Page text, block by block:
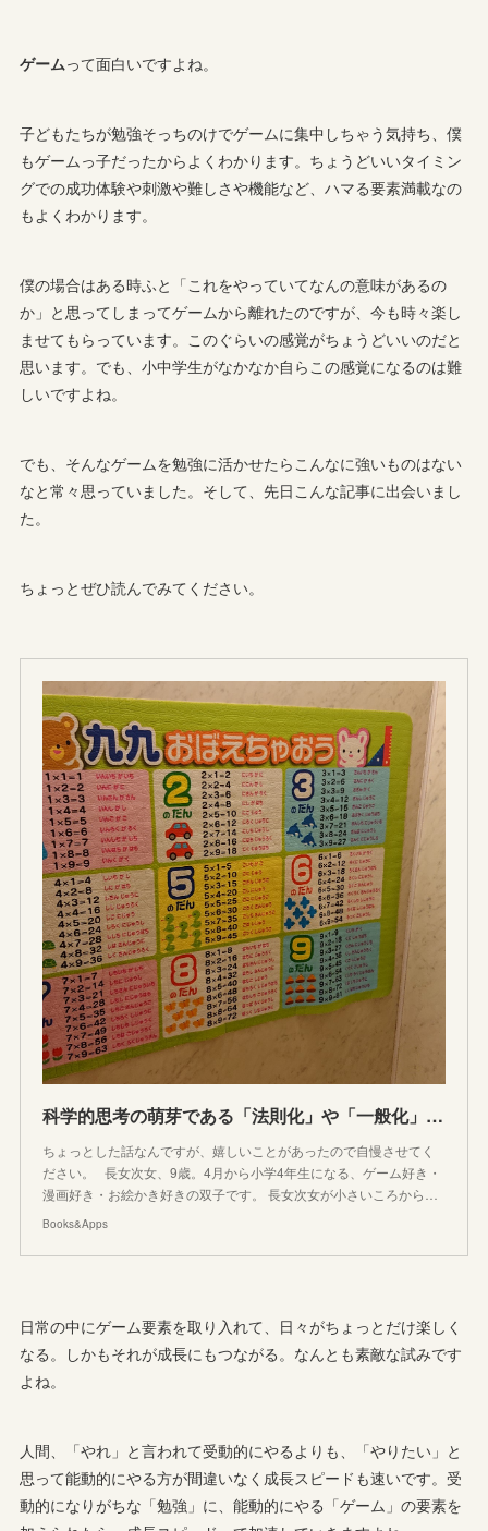
ゲームって面白いですよね。
子どもたちが勉強そっちのけでゲームに集中しちゃう気持ち、僕
もゲームっ子だったからよくわかります。ちょうどいいタイミン
グでの成功体験や刺激や難しさや機能など、ハマる要素満載なの
もよくわかります。
僕の場合はある時ふと「これをやっていてなんの意味があるの
か」と思ってしまってゲームから離れたのですが、今も時々楽し
ませてもらっています。このぐらいの感覚がちょうどいいのだと
思います。でも、小中学生がなかなか自らこの感覚になるのは難
しいですよね。
でも、そんなゲームを勉強に活かせたらこんなに強いものはない
なと常々思っていました。そして、先日こんな記事に出会いまし
た。
ちょっとぜひ読んでみてください。
科学的思考の萌芽である「法則化」や「一般化」を子供と楽しめるゲームの話。
ちょっとした話なんですが、嬉しいことがあったので自慢させてく
ださい。 長女次女、9歳。4月から小学4年生になる、ゲーム好き・
漫画好き・お絵かき好きの双子です。 長女次女が小さいころから…
Books&Apps
日常の中にゲーム要素を取り入れて、日々がちょっとだけ楽しく
なる。しかもそれが成長にもつながる。なんとも素敵な試みです
よね。
人間、「やれ」と言われて受動的にやるよりも、「やりたい」と
思って能動的にやる方が間違いなく成長スピードも速いです。受
動的になりがちな「勉強」に、能動的にやる「ゲーム」の要素を